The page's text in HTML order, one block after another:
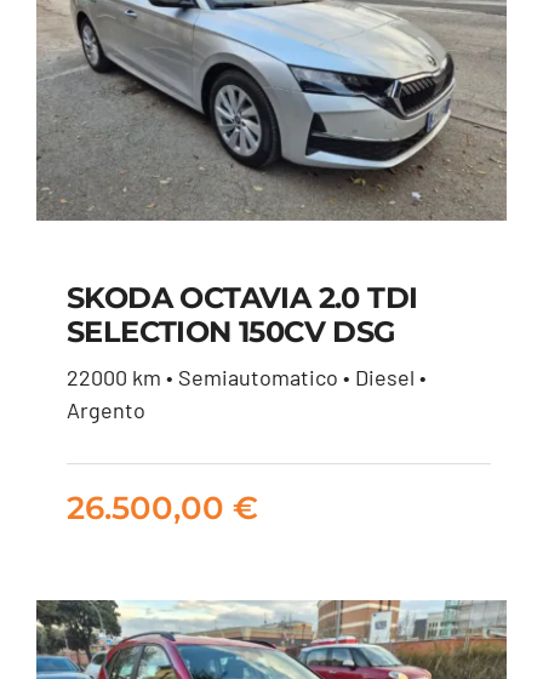
SKODA OCTAVIA 2.0
TDI SELECTION 150CV
26.500,00
SKODA OCTAVIA 2.0 TDI
SELECTION 150CV DSG
22000 km • Semiautomatico • Diesel •
Argento
26.500,00 €